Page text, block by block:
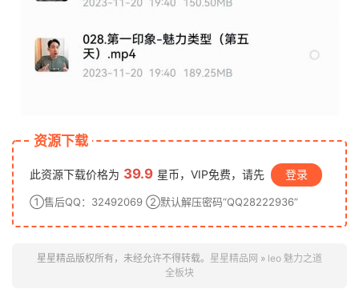
资源下载
此资源下载价格为 39.9 星币，VIP免费，请先 登录
①售后QQ：32492069 ②默认解压密码“QQ28222936”
星星精品版权所有，未经允许不得转载。 星星精品网 » leo 魅力之道
全板块